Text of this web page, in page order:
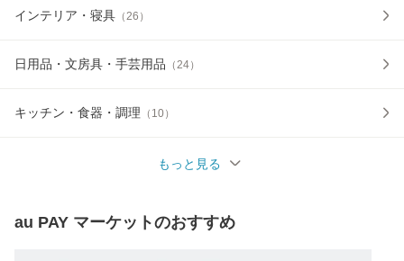
インテリア・寝具 （26 ）
日用品・文房具・手芸用品 （24）
キッチン・食器・調理 （ 10）
もっと見る
au PAY マーケットのおすすめ